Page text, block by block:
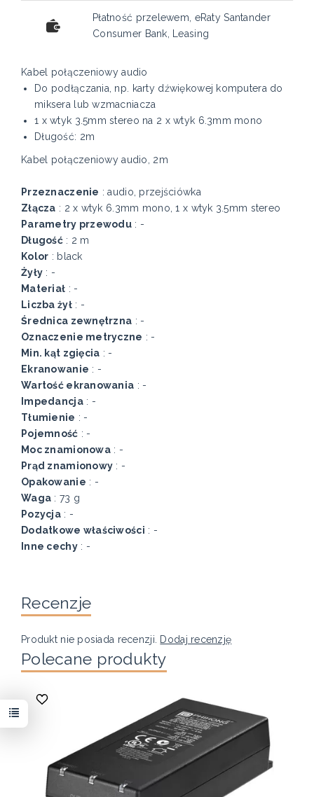
Płatność przelewem, eRaty Santander
Consumer Bank, Leasing
Kabel połączeniowy audio
Do podłączania, np. karty dźwiękowej komputera do
miksera lub wzmacniacza
1 x wtyk 3.5mm stereo na 2 x wtyk 6.3mm mono
Długość: 2m
Kabel połączeniowy audio, 2m
Przeznaczenie : audio, przejściówka
Złącza : 2 x wtyk 6.3mm mono, 1 x wtyk 3.5mm stereo
Parametry przewodu : -
Długość: 2 m
Kolor : black
Żyły : -
Materiał : -
Liczba żył: -
Średnica zewnętrzna : -
Oznaczenie metryczne : -
Min. kąt zgięcia : -
Ekranowanie : -
Wartość ekranowania : -
Impedancja: -
Tłumienie : -
Pojemność : -
Moc znamionowa: -
Prąd znamionowy : -
Opakowanie : -
Waga : 73 g
Pozycja: -
Dodatkowe właściwości : -
Inne cechy: -
Recenzje
Produkt nie posiada recenzji. Dodaj recenzję
Polecane produkty